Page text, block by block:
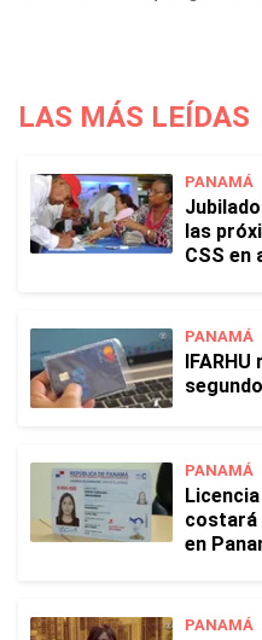
LAS MÁS LEÍDAS
PANAMÁ
las
CSS en
PANAMÁ
PANAMÁ
costará
en
PANAMÁ